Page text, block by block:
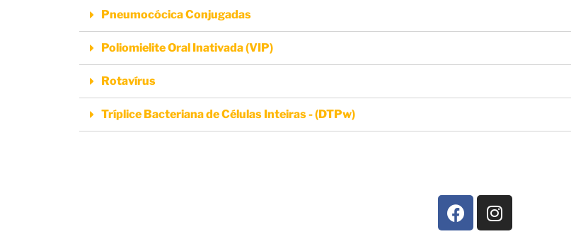
Pneumocócica Conjugadas
Poliomielite Oral Inativada (VIP)
Rotavírus
Tríplice Bacteriana de Células Inteiras - (DTPw)